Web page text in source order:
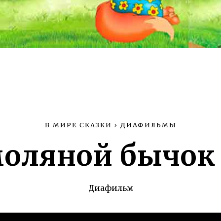
В МИРЕ СКАЗКИ › ДИАФИЛЬМЫ
бычок
Диафильм